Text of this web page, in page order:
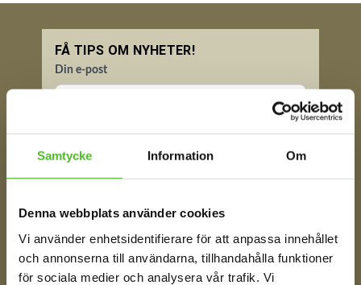
Samtycke Information Om
Denna webbplats använder cookies
Vi använder enhetsidentifierare för att anpassa innehållet
och annonserna till användarna, tillhandahålla funktioner
för sociala medier och analysera vår trafik. Vi
FÅ TIPS OM NYHETER!
Din e-post
Jag samtycker till att motta digital kommunikation i
enlighet med i integritetspolicynPolicy o cookies
SKICKA